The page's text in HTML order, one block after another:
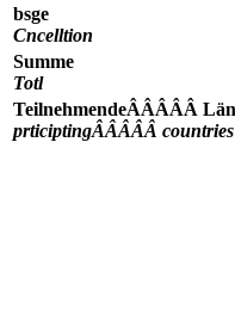
bsge
Cncelltion
Summe
Totl
TeilnehmendeÂÂÂÂÂ
prticiptingÂÂÂÂÂ countries